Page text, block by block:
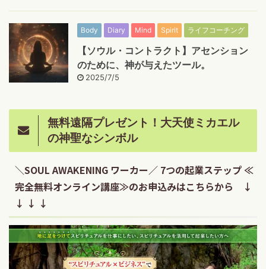
Body Diary Mind Spirit ライフコーチング
【ソウル・コントラクト】アセンション
のために、神が与えたツール。
2025/7/5
無料遠隔プレゼント！大天使ミカエル
の神聖なシンボル
＼SOUL AWAKENING ワーカー／ 7つの起業ステップ ≪
完全無料オンライン講座≫のお申込みはこちらから ↓
↓ ↓ ↓